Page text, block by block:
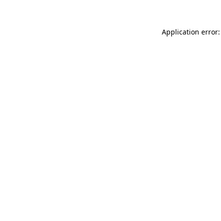
Application